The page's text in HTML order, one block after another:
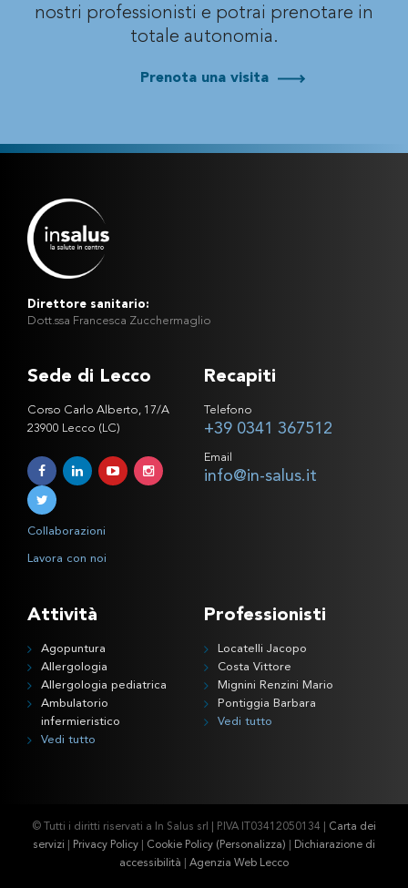
nostri professionisti e potrai prenotare in
totale autonomia.
Prenota una visita
Direttore sanitario:
Dott.ssa Francesca Zucchermaglio
Sede di Lecco
Corso Carlo Alberto, 17/A
23900 Lecco (LC)
Collaborazioni
Lavora con noi
Recapiti
Telefono
+39 0341 367512
Email
info@in-salus.it
Attività
Agopuntura
Allergologia
Allergologia pediatrica
Ambulatorio
infermieristico
Vedi tutto
Professionisti
Locatelli Jacopo
Costa Vittore
Mignini Renzini Mario
Pontiggia Barbara
Vedi tutto
© Tutti i diritti riservati a In Salus srl | P.IVA IT03412050134 | Carta dei
servizi
Privacy Policy Cookie Policy (Personalizza)
Dichiarazione di
accessibilità
Agenzia Web Lecco